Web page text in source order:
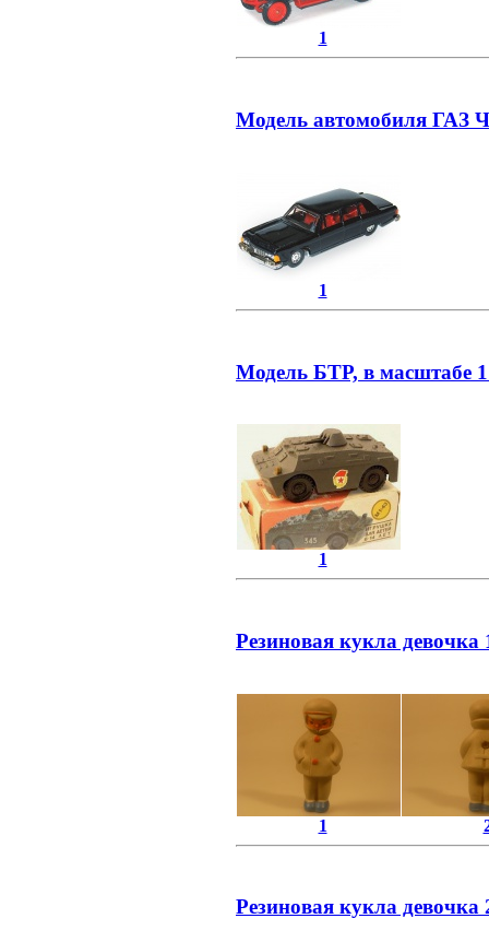
1
Модель автомобиля ГАЗ
1
Модель БТР, в масштабе
1
Резиновая кукла
1
Резиновая кукла